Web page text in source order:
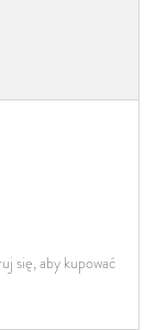
się, aby kupować